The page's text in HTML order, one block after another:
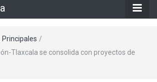
Principales /
Tlaxcala se consolida con proyectos de